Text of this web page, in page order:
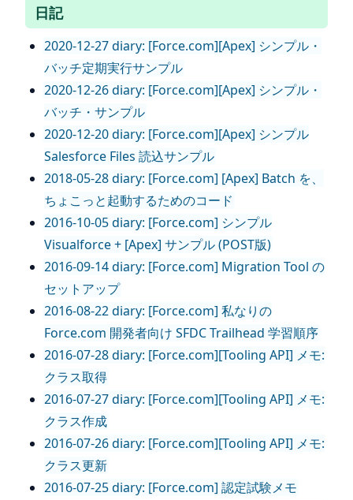
日記
2020-12-27 diary: [Force.com][Apex] シンプル・
バッチ定期実行サンプル
2020-12-26 diary: [Force.com][Apex] シンプル・
バッチ・サンプル
2020-12-20 diary: [Force.com][Apex] シンプル
Salesforce Files 読込サンプル
2018-05-28 diary: [Force.com] [Apex] Batch を、
ちょこっと起動するためのコード
2016-10-05 diary: [Force.com] シンプル
Visualforce + [Apex] サンプル (POST版)
2016-09-14 diary: [Force.com] Migration Tool の
セットアップ
2016-08-22 diary: [Force.com] 私なりの
Force.com 開発者向け SFDC Trailhead 学習順序
2016-07-28 diary: [Force.com][Tooling API] メモ:
クラス取得
2016-07-27 diary: [Force.com][Tooling API] メモ:
クラス作成
2016-07-26 diary: [Force.com][Tooling API] メモ:
クラス更新
2016-07-25 diary: [Force.com] 認定試験メモ